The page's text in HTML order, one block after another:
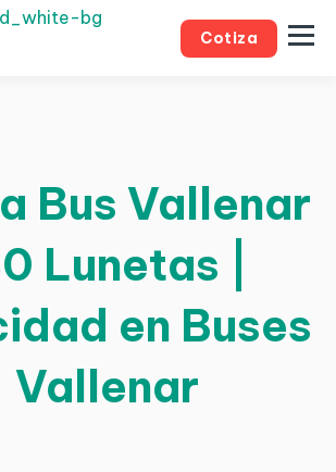
Cotiza
Bus Vallenar
Lunetas |
en Buses
| Vallenar